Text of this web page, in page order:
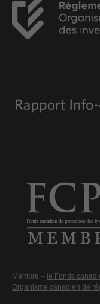
Membre – le Fonds
Organisme canadien de